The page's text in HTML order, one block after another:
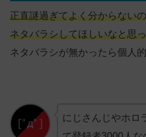
正直謎過ぎてよく分からない
ネタバラシしてほしいなと思
ネタバラシが無かったら個人
にじさんじやホロ